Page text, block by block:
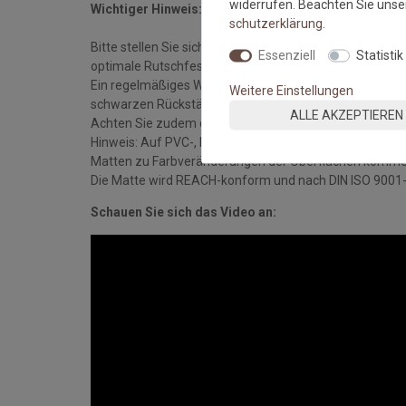
Wichtiger Hinweis:
Bitte stellen Sie sicher, dass die Matte stets auf einem
optimale Rutschfestigkeit zu gewährleisten.
Ein regelmäßiges Waschen (etwa 3-4 mal im Jahr)
schwarzen Rückständen in Ihren Elektrogeräten.
Achten Sie zudem darauf, dass die Matte stets flach
Hinweis: Auf PVC-, Linoleum-, Laminat- und
Matten zu Farbveränderungen der Oberflächen
Die Matte wird REACH-konform und nach DIN ISO
Schauen Sie sich das Video an:
widerrufen. Beachten Sie
schutz­erklärung
Essenziell Statistik
Weitere Einstellungen
ALLE AKZEPTIEREN